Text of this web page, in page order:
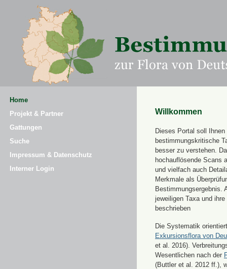
Home
Projekt & Partner
Gattungen
Suche
Impressum & Datenschutz
Interner Login
Willkommen
Dieses Portal soll Ihnen
bestimmungskritische
besser zu verstehen.
hochauflösende Scans
und vielfach auch
Merkmale als
Bestimmungsergebnis.
jeweiligen Taxa und
beschrieben
Die Systematik
Exkursionsflora von
et al. 2016).
Wesentlichen nach der
(Buttler et al. 2012 ff.),